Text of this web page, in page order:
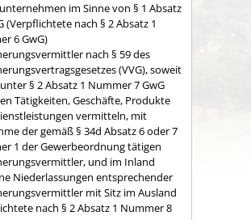
im Sinne von § 1 Absatz
(Verpflichtete nach § 2 Absatz 1
6 GwG)
nach § 59 des
(VVG), soweit
§ 2 Absatz 1 Nummer 7 GwG
Tätigkeiten, Geschäfte, Produkte
vermitteln, mit
der gemäß § 34d Absatz 6 oder 7
1 der Gewerbeordnung tätigen
und im Inland
Niederlassungen entsprechender
mit Sitz im Ausland
nach § 2 Absatz 1 Nummer 8